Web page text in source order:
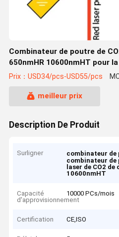
Combinateur de poutre de
650nmHR 10600nmHT pour
laser de CO2
Prix：USD34/pcs-USD55/pcs
meilleur prix
Description De Produit
Surligner combinateur de
combinateur de
laser de CO2
10600nmHT
Capacité
d'approvisionnement
10000 PCs/mois
Certification CE,ISO